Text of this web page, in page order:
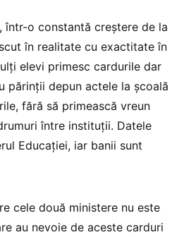
într-o constantă creștere de la
în realitate cu exactitate în
elevi primesc cardurile dar
părinții depun actele la școală
fără să primească vreun
între instituții. Datele
Educației, iar banii sunt
cele două ministere nu este
au nevoie de aceste carduri